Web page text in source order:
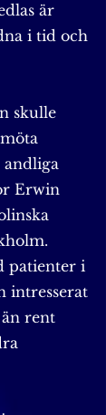
är
i tid och
skulle
andliga
Erwin
patienter i
intresserat
rent